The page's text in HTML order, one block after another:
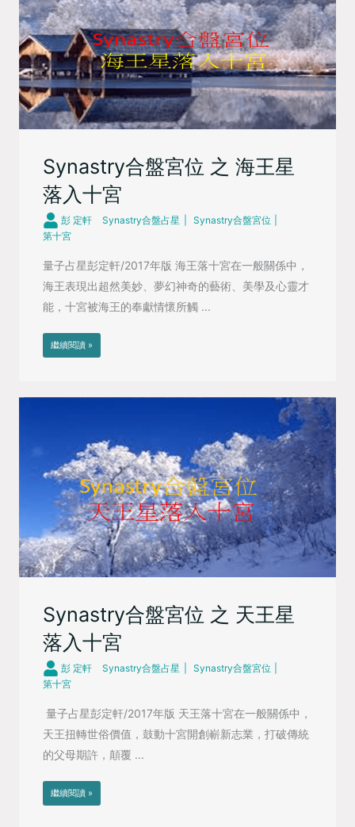
Synastry合盤宮位 之 海王星
落入十宮
彭 定軒 Synastry合盤占星
Synastry合盤宮位
第十宮
量子占星彭定軒/2017年版 海王落十宮在一般關係中，
海王表現出超然美妙、夢幻神奇的藝術、美學及心靈才
能，十宮被海王的奉獻情懷所觸 ...
繼續閱讀 »
Synastry合盤宮位 之 天王星
落入十宮
彭 定軒 Synastry合盤占星
Synastry合盤宮位
第十宮
量子占星彭定軒/2017年版 天王落十宮在一般關係中，
天王扭轉世俗價值，鼓動十宮開創嶄新志業，打破傳統
的父母期許，顛覆 ...
繼續閱讀 »